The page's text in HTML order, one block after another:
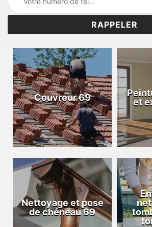
Couvreur 69
et
Nettoyage et pose
de chéneau 69